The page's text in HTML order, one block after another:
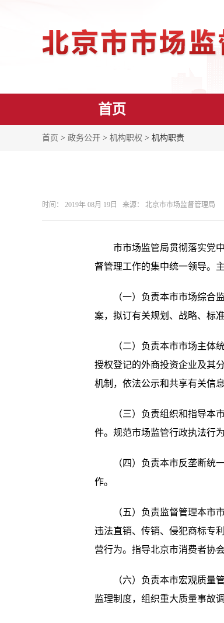
首页
首页 > 政务公开 > 机构职权 > 机构职责
时间： 2019年 08月 19日 来源： 北京市市场监督管理局
市市场监管局贯彻落实党中
督管理工作的集中统一领导。
（一）负责本市市场综合监
案，拟订有关规划、战略、标
（二）负责本市市场主体统
授权登记的外商投资企业及其
机制，依法公示和共享有关信
（三）负责组织和指导本市
件。规范市场监管行政执法行为
（四）负责本市反垄断统一
作。
（五）负责监督管理本市市
违法直销、传销、侵犯商标专
营行为。指导北京市消费者协
（六）负责本市宏观质量管
监理制度，组织重大质量事故